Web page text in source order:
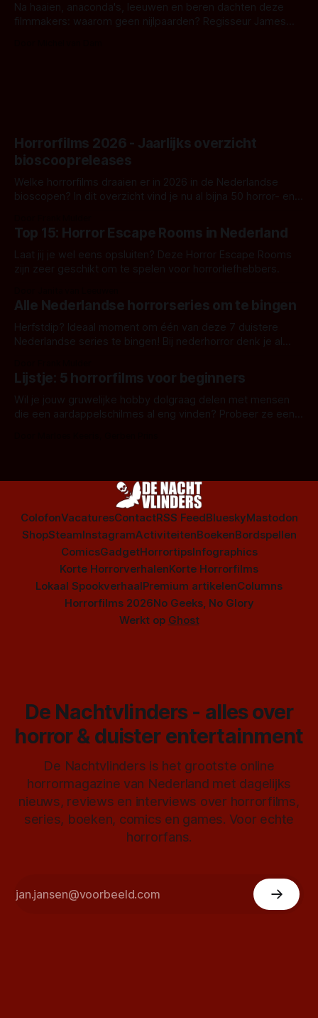
Na haaien, anaconda's, leeuwen en beren dachten deze
filmmakers: waarom geen nijlpaarden? Regisseur James
Horrorfilms 2026 - Jaarlijks overzicht
bioscoopreleases
Welke horrorfilms draaien er in 2026 in de Nederlandse
bioscopen? In dit overzicht vind je nu al bijna 50 horror- en
Top 15: Horror Escape Rooms in Nederland
Laat jij je wel eens opsluiten? Deze Horror Escape Rooms
zijn zeer geschikt om te spelen voor horrorliefhebbers.
Alle Nederlandse horrorseries om te bingen
Herfstdip? Ideaal moment om één van deze 7 duistere
Nederlandse series te bingen! Bij nederhorror denk je al
Amsterdamned of The Johnsons. Maar Nederlandse horror
is niet beperkt tot films. Hier een aantal Nederlandse tv-
series uit het duistere of horrorgenre. Als
Lijstje: 5 horrorfilms voor beginners
Wil je jouw gruwelijke hobby dolgraag delen met mensen
die een aardappelschilmes al eng vinden? Probeer ze eens
ColofonVacaturesContactRSS FeedBlueskyMastodon
ShopSteamInstagramActiviteitenBoekenBordspellen
ComicsGadgetHorrortipsInfographics
Korte HorrorverhalenKorte Horrorfilms
Lokaal SpookverhaalPremium artikelenColumns
Horrorfilms 2026No Geeks, No Glory
Werkt op Ghost
De Nachtvlinders - alles over
horror & duister entertainment
De Nachtvlinders is het grootste online
horrormagazine van Nederland met dagelijks
nieuws, reviews en interviews over horrorfilms,
series, boeken, comics en games. Voor echte
horrorfans.